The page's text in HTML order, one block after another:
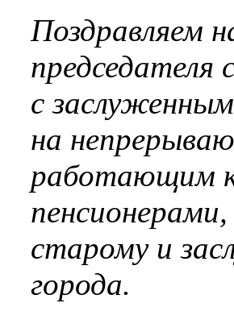
Поздравляем
председателя
с
на
работающим
старому и
города.